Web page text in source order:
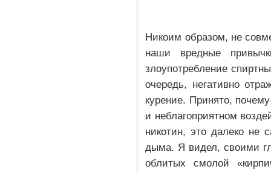
Никоим образом, не
наши вредные
злоупотребление
очередь, негативно
курение. Принято,
и неблагоприятном
никотин, это далеко не
дыма. Я видел, своими
облитых смолой